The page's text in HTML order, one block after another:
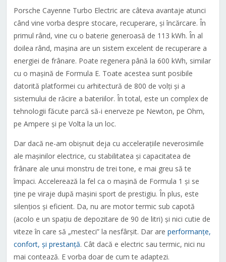
Porsche Cayenne Turbo Electric are câteva avantaje atunci
când vine vorba despre stocare, recuperare, și încărcare. În
primul rând, vine cu o baterie generoasă de 113 kWh. În al
doilea rând, mașina are un sistem excelent de recuperare a
energiei de frânare. Poate regenera până la 600 kWh, similar
cu o mașină de Formula E. Toate acestea sunt posibile
datorită platformei cu arhitectură de 800 de volți și a
sistemului de răcire a bateriilor. În total, este un complex de
tehnologii făcute parcă să-i enerveze pe Newton, pe Ohm,
pe Ampere și pe Volta la un loc.
Dar dacă ne-am obișnuit deja cu accelerațiile neverosimile
ale mașinilor electrice, cu stabilitatea și capacitatea de
frânare ale unui monstru de trei tone, e mai greu să te
împaci. Accelerează la fel ca o mașină de Formula 1 și se
ține pe viraje după mașini sport de prestigiu. În plus, este
silențios și eficient. Da, nu are motor termic sub capotă
(acolo e un spațiu de depozitare de 90 de litri) și nici cutie de
viteze în care să „mesteci” la nesfârșit. Dar are performanțe,
confort, și prestanță. Cât dacă e electric sau termic, nici nu
mai contează. E vorba doar de cum te adaptezi.